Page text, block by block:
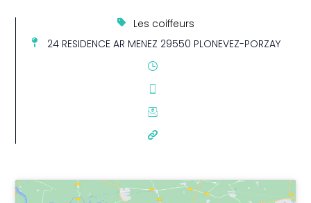
Les coiffeurs
24 RESIDENCE AR MENEZ 29550 PLONEVEZ-PORZAY